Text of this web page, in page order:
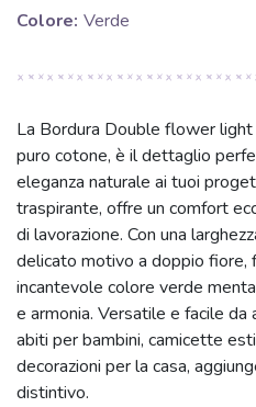
Colore: Verde
La Bordura Double flower
puro cotone, è il dettaglio
eleganza naturale ai tuoi
traspirante, offre un comfort
di lavorazione. Con una
delicato motivo a doppio fiore,
incantevole colore verde
e armonia. Versatile e facile da
abiti per bambini, camicette
decorazioni per la casa,
distintivo.